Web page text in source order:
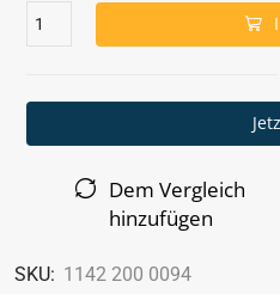
Dem Vergleich
hinzufügen
SKU: 1142 200 0094